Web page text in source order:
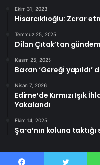
Ekim 31, 2023
Hisarcıklıoğlu: Zarar
Temmuz 25, 2025
Dilan Çıtak’tan
Kasım 25, 2025
Bakan ‘Gereği yapıldı’
Nisan 7, 2026
Edirne’de Kırmızı Işık
Yakalandı
Ekim 14, 2025
Şara’nın koluna